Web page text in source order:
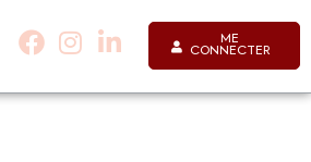
ME
CONNECTER